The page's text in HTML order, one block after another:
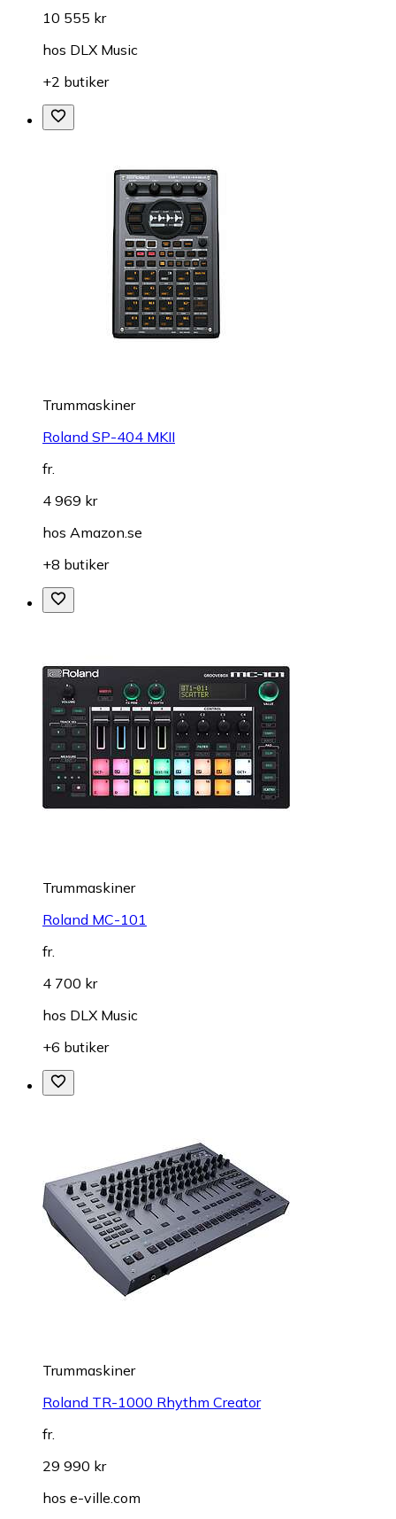
10 555 kr
hos DLX Music
+2 butiker
Trummaskiner
Roland SP-404 MKII
fr.
4 969 kr
hos Amazon.se
+8 butiker
Trummaskiner
Roland MC-101
fr.
4 700 kr
hos DLX Music
+6 butiker
Trummaskiner
Roland TR-1000 Rhythm Creator
fr.
29 990 kr
hos e-ville.com